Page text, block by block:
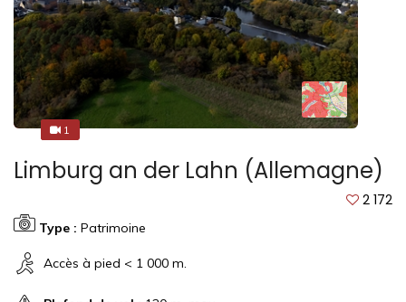
3
1
Limburg an der Lahn (Allemagne)
2 172
Type : Patrimoine
Accès à pied < 1 000 m.